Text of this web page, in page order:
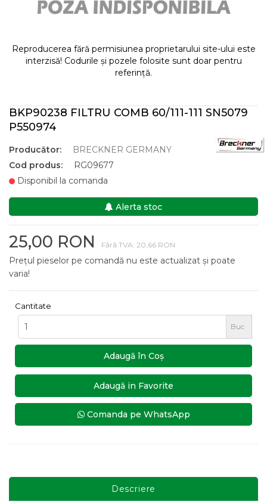
Reproducerea fără permisiunea proprietarului site-ului este
interzisă! Codurile și pozele folosite sunt doar pentru
referință.
BKP90238 FILTRU COMB 60/111-111 SN5079
P550974
Producător:
BRECKNER GERMANY
Cod produs:
RG09677
Disponibil la comanda
Alerta stoc
25,00 RON Fără TVA: 20,66 RON
Prețul pieselor pe comandă nu este actualizat și poate
varia!
Cantitate
Buc
Adaugă în Coş
Adaugă in Favorite
Comanda pe WhatsApp
Descriere